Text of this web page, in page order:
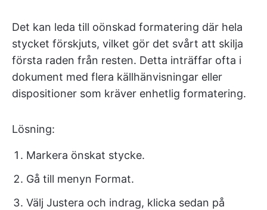
Det kan leda till oönskad formatering där hela
stycket förskjuts, vilket gör det svårt att skilja
första raden från resten. Detta inträffar ofta i
dokument med flera källhänvisningar eller
dispositioner som kräver enhetlig formatering.
Lösning:
Markera önskat stycke.
Gå till menyn Format.
Välj Justera och indrag, klicka sedan på